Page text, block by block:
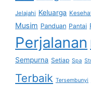
Jelajahi Keluarga
Musim Panduan Pantai
Perjalanan
Sempurna Setiap Spa
Terbaik Tersembunyi